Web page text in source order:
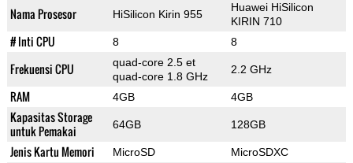
Nama Prosesor HiSilicon Kirin 955
Huawei HiSilicon
KIRIN 710
# Inti CPU 8 8
Frekuensi CPU
quad-core 2.5 et
quad-core 1.8 GHz
2.2 GHz
RAM 4GB 4GB
Kapasitas Storage
untuk Pemakai
64GB 128GB
Jenis Kartu Memori MicroSD MicroSDXC